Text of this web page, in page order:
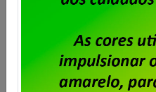
Contribuição Para Custeio
Saiba mais